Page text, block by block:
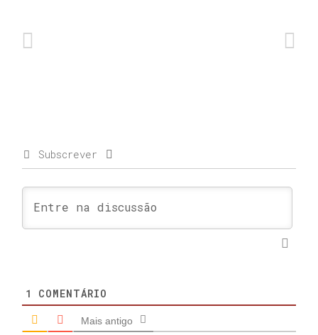
Subscrever
1 COMENTÁRIO
Mais antigo